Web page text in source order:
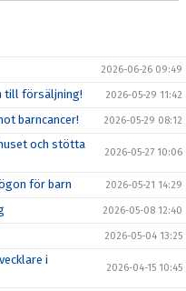
2026-06-26 09:49
till försäljning! 2026-05-29 11:42
barncancer! 2026-05-29 08:12
och stötta
2026-05-27 10:06
för barn 2026-05-21 14:29
2026-05-08 12:40
2026-05-04 13:25
i
2026-04-15 10:45